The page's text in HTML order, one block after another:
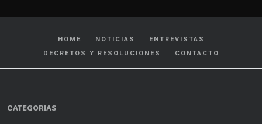
HOME NOTICIAS
ENTREVISTAS
DECRETOS Y RESOLUCIONES
CONTACTO
CATEGORIAS